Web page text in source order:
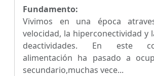
Fundamento:
Vivimos en una época
velocidad, la hiperconectividad y
deactividades. En este
alimentación ha pasado a
secundario,muchas vece...